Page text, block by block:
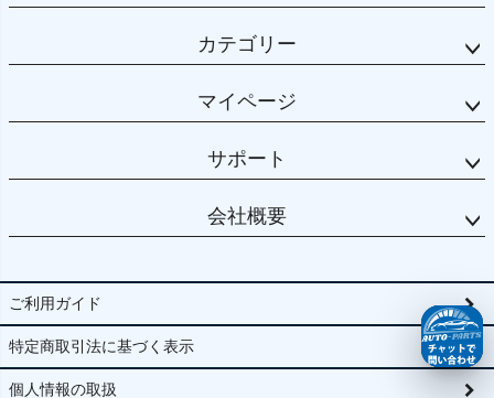
カテゴリー
マイページ
サポート
会社概要
ご利用ガイド
特定商取引法に基づく表示
個人情報の取扱